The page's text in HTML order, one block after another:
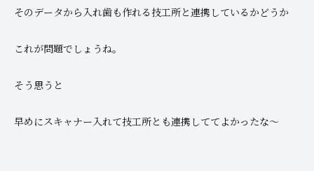
そのデータから入れ歯も作れる技工所と連携しているかどうか
これが問題でしょうね。
そう思うと
早めにスキャナー入れて技工所とも連携しててよかったな～